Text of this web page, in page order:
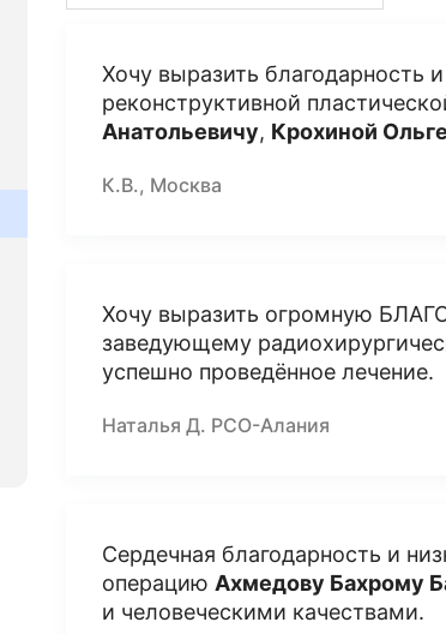
Хочу выразить благодарность
реконструктивной
Анатольевичу, Крохиной
К.В., Москва
Хочу выразить огромную
заведующему
успешно проведённое лечение.
Наталья Д. РСО-Алания
Сердечная благодарность и
операцию Ахмедову Бахрому
и человеческими качествами.